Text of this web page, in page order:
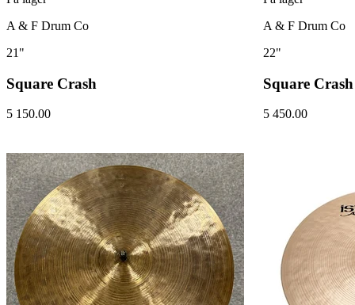
A & F Drum Co
21"
Square Crash
5 150.00
A & F Drum Co
22"
Square Crash
5 450.00